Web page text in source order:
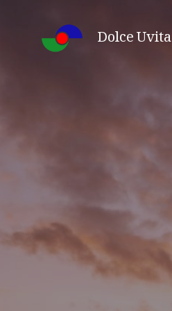
Dolce Uvita